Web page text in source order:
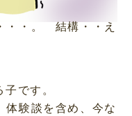
・・。 結構・・え
です。
体験談を含め、今な